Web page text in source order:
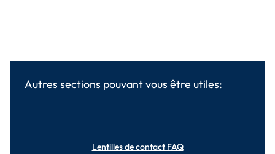
Autres sections pouvant vous être utiles:
Lentilles de contact FAQ